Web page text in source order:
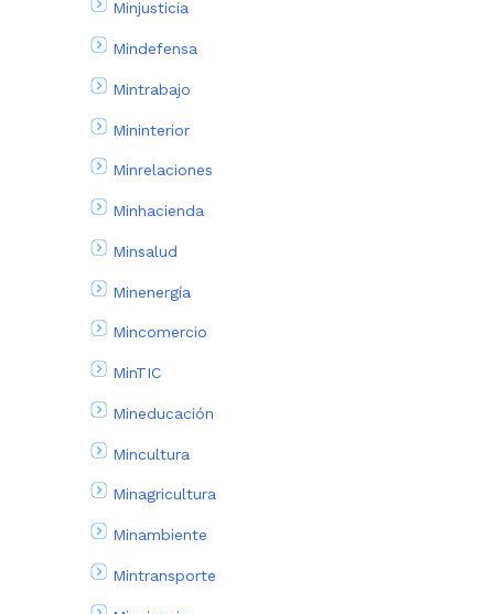
Minjusticia
Mindefensa
Mintrabajo
Mininterior
Minrelaciones
Minhacienda
Minsalud
Minenergía
Mincomercio
MinTIC
Mineducación
Mincultura
Minagricultura
Minambiente
Mintransporte